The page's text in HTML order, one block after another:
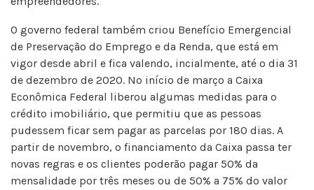
O governo federal também criou Benefício Emergencial
de Preservação do Emprego e da Renda, que está em
vigor desde abril e fica valendo, incialmente, até o dia 31
de dezembro de 2020. No início de março a Caixa
Econômica Federal liberou algumas medidas para o
crédito imobiliário, que permitiu que as pessoas
pudessem ficar sem pagar as parcelas por 180 dias. A
partir de novembro, o financiamento da Caixa passa ter
novas regras e os clientes poderão pagar 50% da
mensalidade por três meses ou de 50% a 75% do valor